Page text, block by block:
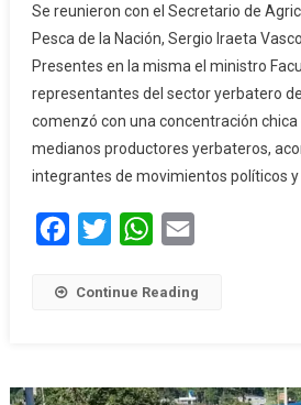
Se reunieron con el Secretario de
Pesca de la Nación, Sergio Iraeta
Presentes en la misma el ministro
representantes del sector yerbatero
comenzó con una concentración chica
medianos productores yerbateros,
integrantes de movimientos políticos y
Facebook
Twitter WhatsApp
Continue Reading